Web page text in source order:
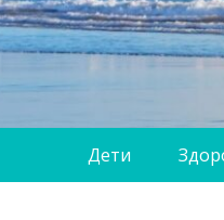
Дети